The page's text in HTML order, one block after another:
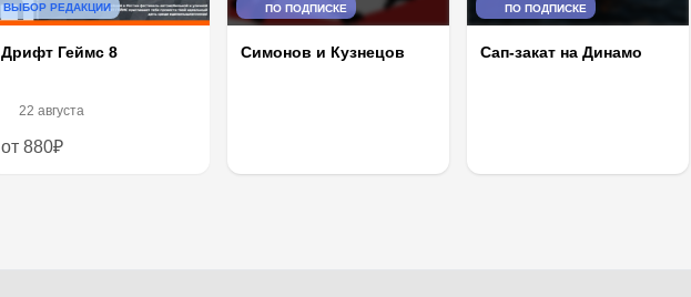
ВЫБОР РЕДАКЦИИ
Дрифт Геймс 8
22 августа
от 880₽
ПО ПОДПИСКЕ
Симонов и Кузнецов
ПО ПОДПИСКЕ
Сап-закат на Динамо